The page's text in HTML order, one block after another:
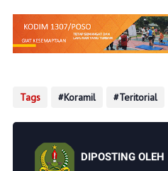
Tags Koramil Teritorial
DIPOSTING OLEH